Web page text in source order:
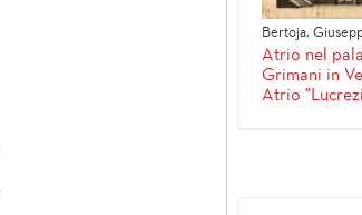
Bertoja,
Atrio nel
Grimani in
Atrio